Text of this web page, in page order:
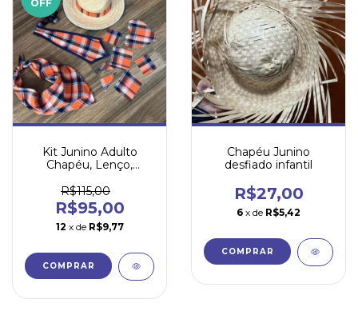
OFF
Kit Junino Adulto
Chapéu, Lenço,
R$115,00
R$95,00
12 x de R$9,77
Chapéu Junino
desfiado infantil
R$27,00
6 x de R$5,42